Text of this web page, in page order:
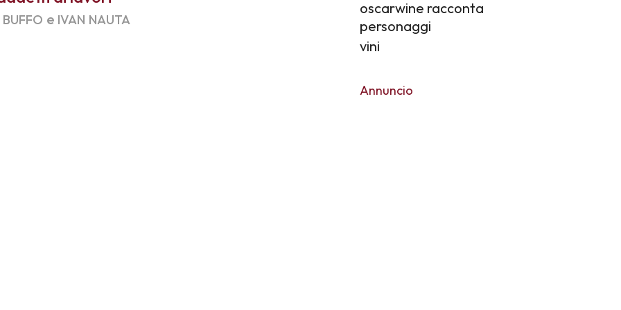
e IVAN NAUTA
oscarwine racconta
personaggi
vini
Annuncio